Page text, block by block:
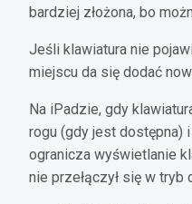
bardziej złożona, bo
Jeśli klawiatura nie
miejscu da się dodać
Na iPadzie, gdy
rogu (gdy jest dostępna)
ogranicza wyświetlanie
nie przełączył się w tryb